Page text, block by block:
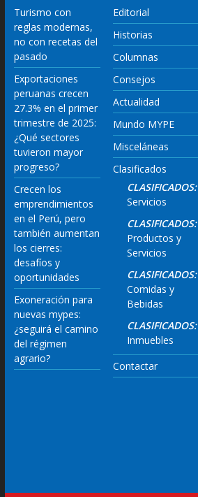
Turismo con
reglas modernas,
no con recetas del
pasado
Exportaciones
peruanas crecen
27.3% en el primer
trimestre de 2025:
¿Qué sectores
tuvieron mayor
progreso?
Crecen los
emprendimientos
en el Perú, pero
también aumentan
los cierres:
desafíos y
oportunidades
Exoneración para
nuevas mypes:
¿seguirá el camino
del régimen
agrario?
Editorial
Historias
Columnas
Consejos
Actualidad
Mundo MYPE
Misceláneas
Clasificados
CLASIFICADOS:
Servicios
CLASIFICADOS:
Productos y
Servicios
CLASIFICADOS:
Comidas y
Bebidas
CLASIFICADOS:
Inmuebles
Contactar